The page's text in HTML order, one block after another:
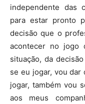
independente das
para estar pronto
decisão que o
acontecer no jogo
situação, da
se eu jogar, vou dar
jogar, também vou
aos meus